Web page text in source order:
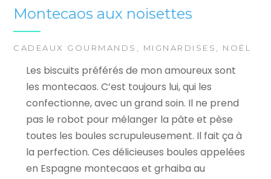
Montecaos aux noisettes
CADEAUX GOURMANDS , MIGNARDISES , NOËL
Les biscuits préférés de mon amoureux sont
les montecaos. C’est toujours lui, qui les
confectionne, avec un grand soin. Il ne prend
pas le robot pour mélanger la pâte et pèse
toutes les boules scrupuleusement. Il fait ça à
la perfection. Ces délicieuses boules appelées
en Espagne montecaos et grhaiba au